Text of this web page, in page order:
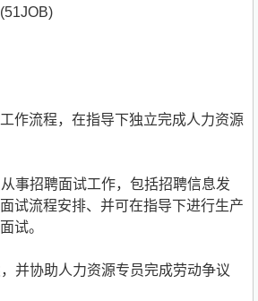
作流程，在指导下独立完成人力资源
事招聘面试工作，包括招聘信息发
试流程安排、并可在指导下进行生产
试。
并协助人力资源专员完成劳动争议